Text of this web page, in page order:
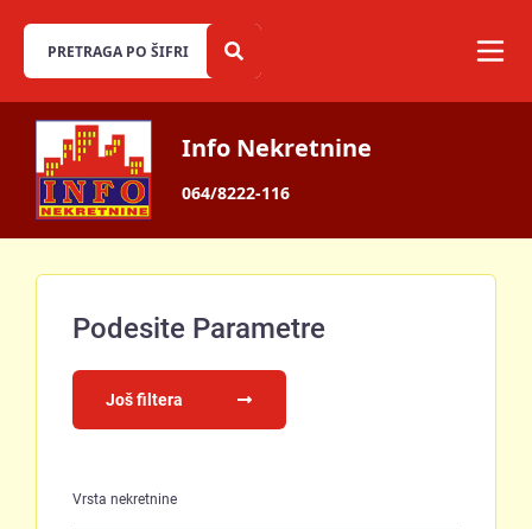
Info Nekretnine
064/8222-116
Podesite Parametre
Još filtera
Vrsta nekretnine